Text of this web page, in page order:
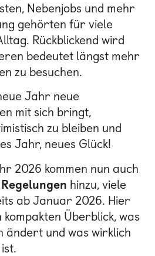
Nebenjobs und mehr
gehörten für viele
Rückblickend wird
bedeutet längst mehr
zu besuchen.
Jahr neue
mit sich bringt,
zu bleiben und
Jahr, neues Glück!
2026 kommen nun auch
hinzu, viele
ab Januar 2026. Hier
Überblick, was
ändert und was wirklich